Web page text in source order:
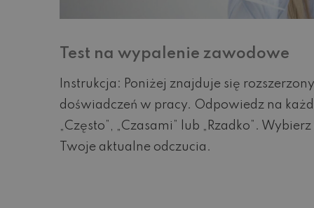
Test na wypalenie zawodowe
Instrukcja: Poniżej znajduje się
doświadczeń w pracy. Odpowiedz na
„Często”, „Czasami” lub „Rzadko”.
Twoje aktualne odczucia.